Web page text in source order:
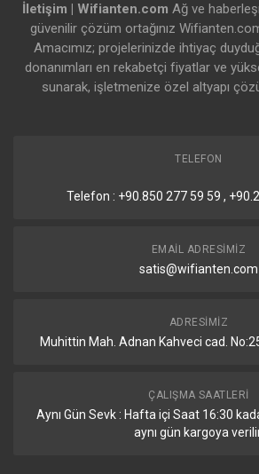
İletişim | Wifianten.com Ağ ve
güvenilir çözüm ortağınız
Amacımız; projelerinizde ihtiyaç
donanımları en rekabetçi fiyatlar ve
sunarak, işletmenize özel altyapı
TELEFON
Telefon : +90.850 277 59 59 ,
EMAIL ADRESIMIZ
satis@wifianten.com
ADRESIMIZ
Muhittin Mah. Adnan Kahveci cad.
ÇALIŞMA SAATLERI
Aynı Gün Sevk : Hafta içi Saat 16:30
aynı gün kargoya